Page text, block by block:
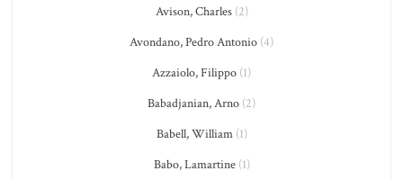
Avison, Charles(2)
Avondano, Pedro Antonio (4)
Azzaiolo, Filippo (1)
Babadjanian, Arno (2)
Babell, William(1)
Babo, Lamartine(1)